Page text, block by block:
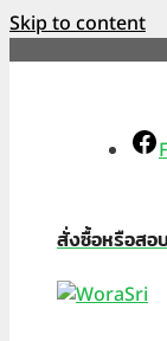
Skip to content
สั่งซื้อหรือสอ